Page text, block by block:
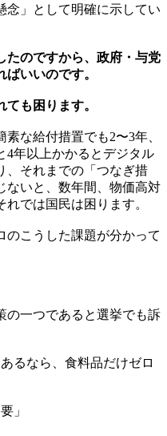
念」として明確に示してい
たのですから、政府・与党
いいのです。
も困ります。
な給付措置でも2〜3年、
4年以上かかるとデジタル
、それまでの「つなぎ措
ないと、数年間、物価高対
では国民は困ります。
のこうした課題が分かって
の一つであると選挙でも訴
るなら、食料品だけゼロ
」